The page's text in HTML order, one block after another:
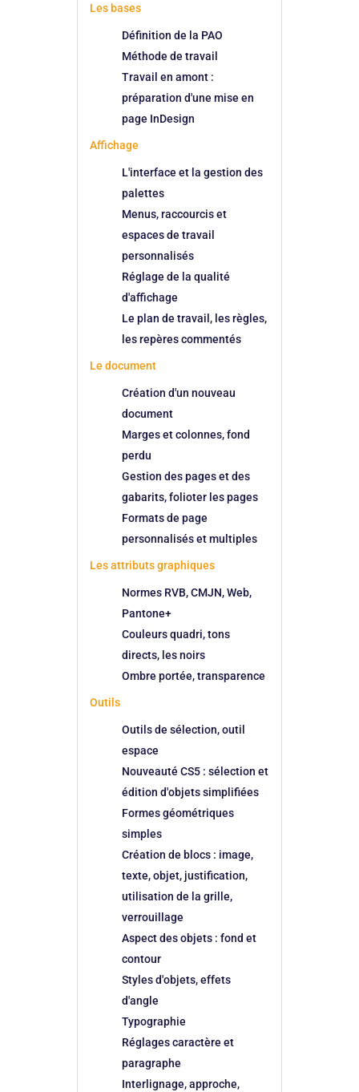
Les bases
Définition de la PAO
Méthode de travail
Travail en amont :
préparation d'une mise en
page InDesign
Affichage
L'interface et la gestion des
palettes
Menus, raccourcis et
espaces de travail
personnalisés
Réglage de la qualité
d'affichage
Le plan de travail, les règles,
les repères commentés
Le document
Création d'un nouveau
document
Marges et colonnes, fond
perdu
Gestion des pages et des
gabarits, folioter les pages
Formats de page
personnalisés et multiples
Les attributs graphiques
Normes RVB, CMJN, Web,
Pantone+
Couleurs quadri, tons
directs, les noirs
Ombre portée, transparence
Outils
Outils de sélection, outil
espace
Nouveauté CS5 : sélection et
édition d'objets simplifiées
Formes géométriques
simples
Création de blocs : image,
texte, objet, justification,
utilisation de la grille,
verrouillage
Aspect des objets : fond et
contour
Styles d'objets, effets
d'angle
Typographie
Réglages caractère et
paragraphe
Interlignage, approche,